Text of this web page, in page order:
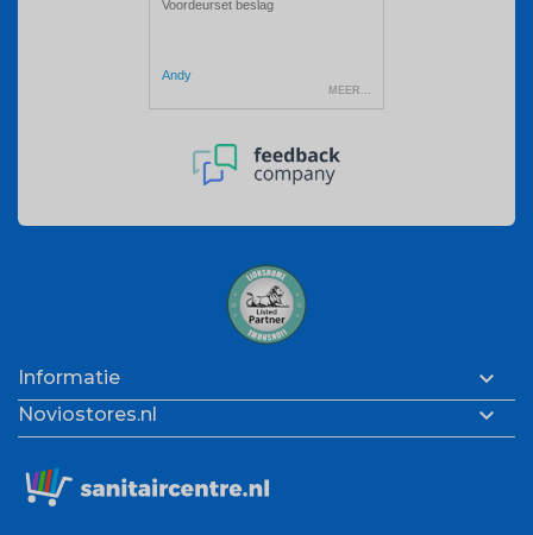
Informatie 
Noviostores.nl 